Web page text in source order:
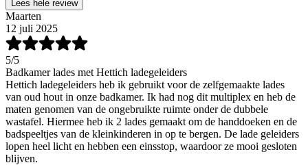
Lees hele review
Maarten
12 juli 2025
5/5
Badkamer lades met Hettich ladegeleiders
Hettich ladegeleiders heb ik gebruikt voor de zelfgemaakte lades
van oud hout in onze badkamer. Ik had nog dit multiplex en heb de
maten genomen van de ongebruikte ruimte onder de dubbele
wastafel. Hiermee heb ik 2 lades gemaakt om de handdoeken en de
badspeeltjes van de kleinkinderen in op te bergen. De lade geleiders
lopen heel licht en hebben een einsstop, waardoor ze mooi gesloten
blijven.